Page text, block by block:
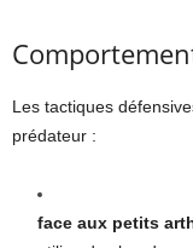
Les tactiques
prédateur :
face aux petits